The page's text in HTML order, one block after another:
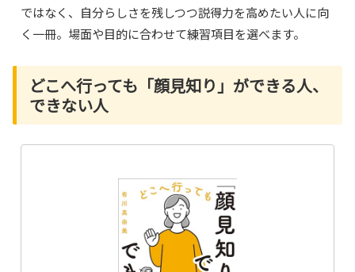
ではなく、自分らしさを残しつつ説得力を高めたい人に向
く一冊。場面や目的に合わせて練習項目を選べます。
どこへ行っても「顔見知り」ができる人、
できない人